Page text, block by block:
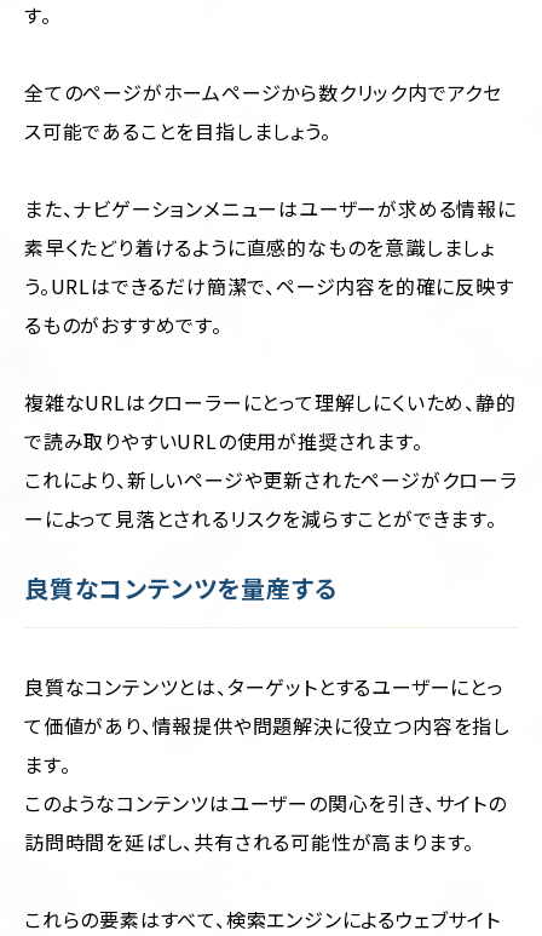
す。
全てのページがホームページから数クリック内でアクセ
ス可能であることを目指しましょう。
また、ナビゲーションメニューはユーザーが求める情報に
素早くたどり着けるように直感的なものを意識しましょ
う。URLはできるだけ簡潔で、ページ内容を的確に反映す
るものがおすすめです。
複雑なURLはクローラーにとって理解しにくいため、静的
で読み取りやすいURLの使用が推奨されます。
これにより、新しいページや更新されたページがクローラ
ーによって見落とされるリスクを減らすことができます。
良質なコンテンツを量産する
良質なコンテンツとは、ターゲットとするユーザーにとっ
て価値があり、情報提供や問題解決に役立つ内容を指し
ます。
このようなコンテンツはユーザーの関心を引き、サイトの
訪問時間を延ばし、共有される可能性が高まります。
これらの要素はすべて、検索エンジンによるウェブサイト